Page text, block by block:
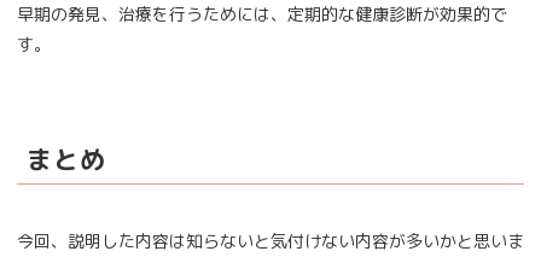
早期の発見、治療を行うためには、定期的な健康診断が効果的で
す。
まとめ
今回、説明した内容は知らないと気付けない内容が多いかと思いま